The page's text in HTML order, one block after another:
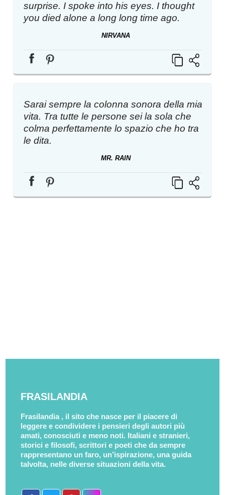
surprise. I spoke into his eyes. I thought
you died alone a long long time ago.
NIRVANA
Sarai sempre la colonna sonora della mia
vita. Tra tutte le persone sei la sola che
colma perfettamente lo spazio che ho tra
le dita.
MR. RAIN
FRASILANDIA
Frasilandia , il sito che nasce per il piacere di
leggere e condividere i pensieri degli autori più
amati, conosciuti e meno noti. Italiani e stranieri,
storici e filosofi, scrittori e poeti che da sempre
rappresentano un faro, un’ispirazione, una guida
talvolta, nelle diverse situazioni della vita.